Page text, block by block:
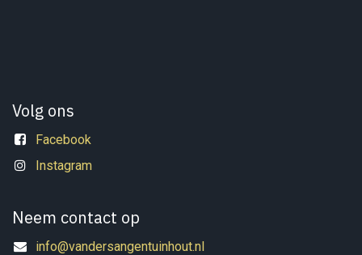
Volg ons
Facebook
Instagram
Neem contact op
info@vandersangentuinhout.nl